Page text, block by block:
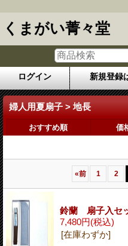
くまがい菁々堂
ログイン 新規登録
婦人用夏扇子 > 地長
おすすめ順 価
«前 1 2
鈴蘭 扇子入セ
7,480円(税込)
[在庫わずか]